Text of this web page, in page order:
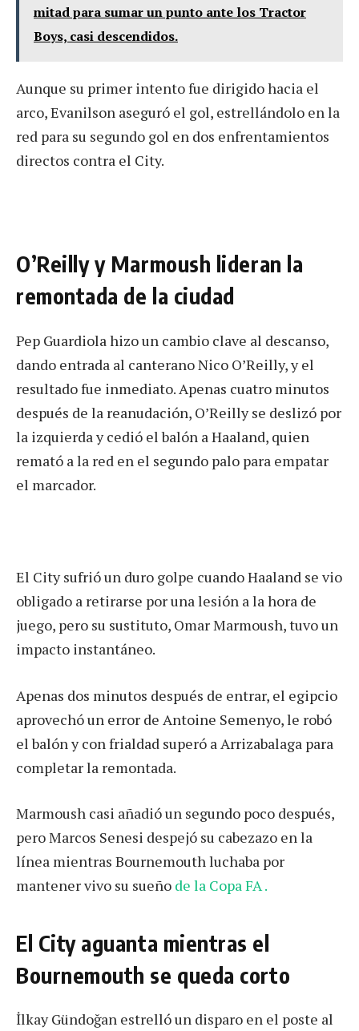
mitad para sumar un punto ante los Tractor
Boys, casi descendidos.
Aunque su primer intento fue dirigido hacia el
arco, Evanilson aseguró el gol, estrellándolo en la
red para su segundo gol en dos enfrentamientos
directos contra el City.
O’Reilly y Marmoush lideran la
remontada de la ciudad
Pep Guardiola hizo un cambio clave al descanso,
dando entrada al canterano Nico O’Reilly, y el
resultado fue inmediato. Apenas cuatro minutos
después de la reanudación, O’Reilly se deslizó por
la izquierda y cedió el balón a Haaland, quien
remató a la red en el segundo palo para empatar
el marcador.
El City sufrió un duro golpe cuando Haaland se vio
obligado a retirarse por una lesión a la hora de
juego, pero su sustituto, Omar Marmoush, tuvo un
impacto instantáneo.
Apenas dos minutos después de entrar, el egipcio
aprovechó un error de Antoine Semenyo, le robó
el balón y con frialdad superó a Arrizabalaga para
completar la remontada.
Marmoush casi añadió un segundo poco después,
pero Marcos Senesi despejó su cabezazo en la
línea mientras Bournemouth luchaba por
mantener vivo su sueño de la Copa FA .
El City aguanta mientras el
Bournemouth se queda corto
İlkay Gündoğan estrelló un disparo en el poste al